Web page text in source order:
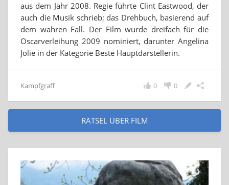
aus dem Jahr 2008. Regie führte Clint Eastwood, der
auch die Musik schrieb; das Drehbuch, basierend auf
dem wahren Fall. Der Film wurde dreifach für die
Oscarverleihung 2009 nominiert, darunter Angelina
Jolie in der Kategorie Beste Hauptdarstellerin.
Kampfgraff 0
0
RÄTSEL ÜBER FILM